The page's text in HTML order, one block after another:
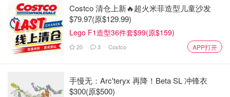
Costco 清仓上新🔥超火米菲造型儿童沙发
$79.97(原$129.99)
Lego F1造型36件套$99(原$159)
20 3 Costco APP打开
手慢无：Arc'teryx 再降！Beta SL 冲锋衣
$300(原$500)